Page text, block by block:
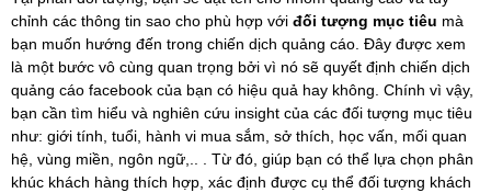
chỉnh các thông tin sao cho phù hợp với đối tượng mục tiêu mà
bạn muốn hướng đến trong chiến dịch quảng cáo. Đây được xem
là một bước vô cùng quan trọng bởi vì nó sẽ quyết định chiến dịch
quảng cáo facebook của bạn có hiệu quả hay không. Chính vì vậy,
bạn cần tìm hiểu và nghiên cứu insight của các đối tượng mục tiêu
như: giới tính, tuổi, hành vi mua sắm, sở thích, học vấn, mối quan
hệ, vùng miền, ngôn ngữ,.. . Từ đó, giúp bạn có thể lựa chọn phân
khúc khách hàng thích hợp, xác định được cụ thể đối tượng khách